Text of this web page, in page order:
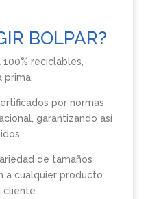
BOLPAR?
reciclables,
prima.
por normas
garantizando así
de tamaños
a cualquier producto